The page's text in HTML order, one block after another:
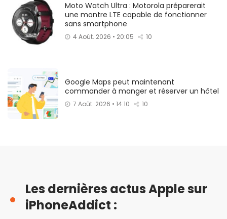
Moto Watch Ultra : Motorola préparerait
une montre LTE capable de fonctionner
sans smartphone
4 Août. 2026 • 20:05 10
Google Maps peut maintenant
commander à manger et réserver un hôtel
7 Août. 2026 • 14:10 10
Les dernières actus Apple sur
iPhoneAddict :